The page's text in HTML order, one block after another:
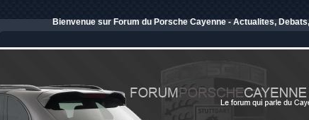
Bienvenue sur Forum du Porsche Cayenne - Actualites,